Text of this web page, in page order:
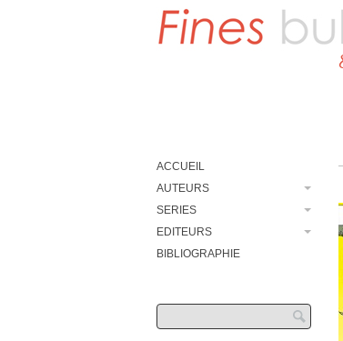
Main menu
Skip to content
ACCUEIL
AUTEURS
SERIES
EDITEURS
BIBLIOGRAPHIE